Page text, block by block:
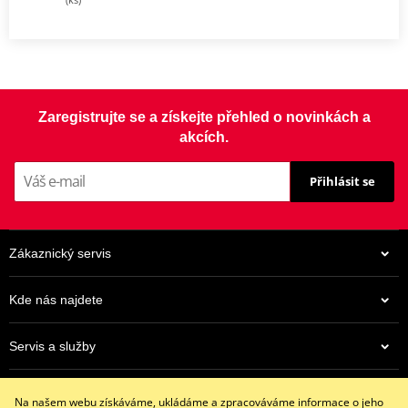
Zaregistrujte se a získejte přehled o novinkách a
akcích.
Přihlásit se
Zákaznický servis
Kde nás najdete
Servis a služby
Na našem webu získáváme, ukládáme a zpracováváme informace o jeho